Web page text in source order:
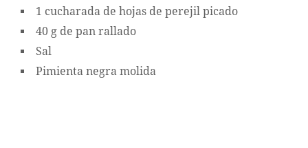
1 cucharada de hojas de perejil picado
40 g de pan rallado
Sal
Pimienta negra molida